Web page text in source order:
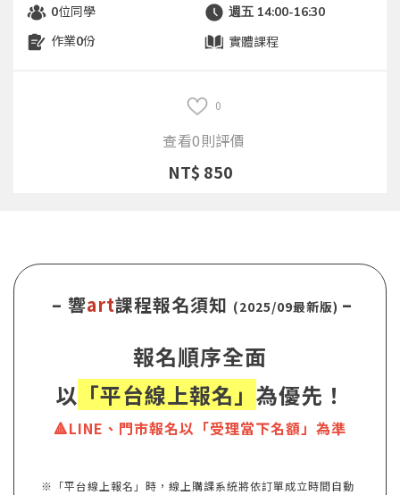
0位同學 週五 14:00-16:30
作業0份 實體課程
0
查看0則評價
NT$ 850
– 響art課程報名須知 (2025/09最新版) –
報名順序全面
以 「平台線上報名」 為優先！
🔺LINE、門市報名以「受理當下名額」為準
※「平台線上報名」時，線上購課系統將依訂單成立時間自動